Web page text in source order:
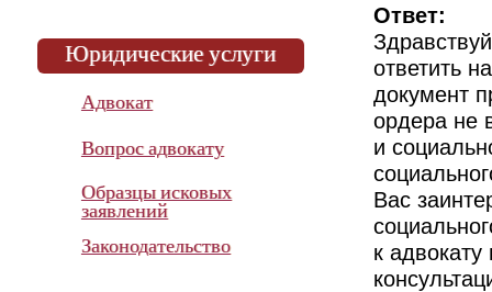
Юридические услуги
Адвокат
Вопрос адвокату
Образцы исковых
заявлений
Законодательство
Ответ:
ответить
документ
ордера не
и
Вас
к